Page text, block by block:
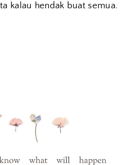
kalau hendak buat semua.